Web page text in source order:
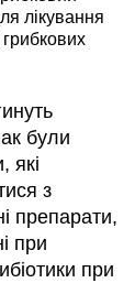
лікування
були
які
з
препарати,
при
при